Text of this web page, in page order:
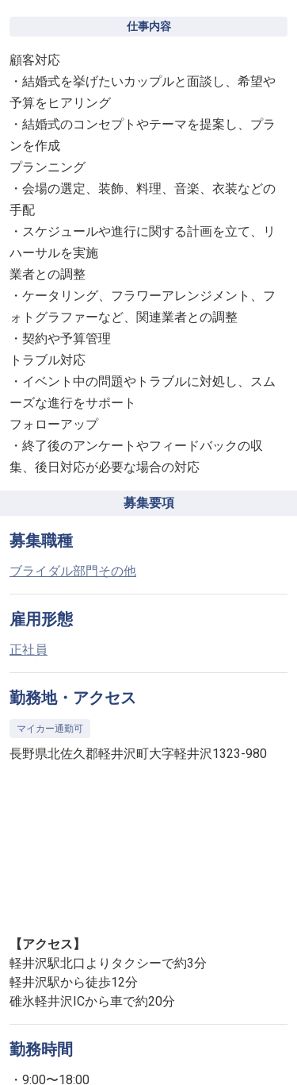
仕事内容
顧客対応
・結婚式を挙げたいカップルと面談し、希望や
予算をヒアリング
・結婚式のコンセプトやテーマを提案し、プラ
ンを作成
プランニング
・会場の選定、装飾、料理、音楽、衣装などの
手配
・スケジュールや進行に関する計画を立て、リ
ハーサルを実施
業者との調整
・ケータリング、フラワーアレンジメント、フ
ォトグラファーなど、関連業者との調整
・契約や予算管理
トラブル対応
・イベント中の問題やトラブルに対処し、スム
ーズな進行をサポート
フォローアップ
・終了後のアンケートやフィードバックの収
集、後日対応が必要な場合の対応
募集要項
募集職種
ブライダル部門その他
雇用形態
正社員
勤務地・アクセス
マイカー通勤可
長野県北佐久郡軽井沢町大字軽井沢1323-980
【アクセス】
軽井沢駅北口よりタクシーで約3分
軽井沢駅から徒歩12分
碓氷軽井沢ICから車で約20分
勤務時間
・9:00〜18:00